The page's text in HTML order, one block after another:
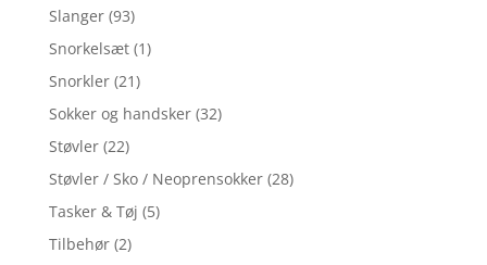
Slanger (93)
Snorkelsæt (1)
Snorkler (21)
Sokker og handsker (32)
Støvler (22)
Støvler / Sko / Neoprensokker (28)
Tasker & Tøj (5)
Tilbehør (2)